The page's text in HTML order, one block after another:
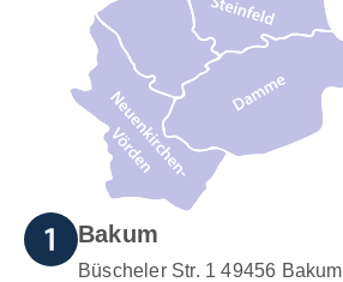
Bakum
Büscheler Str. 1 49456 Bakum